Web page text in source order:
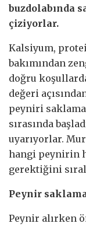
buzdolabında
çiziyorlar.
Kalsiyum,
bakımından
doğru
değeri
peyniri
sırasında
uyarıyorlar.
hangi peynirin
gerektiğini
Peynir
Peynir alırken